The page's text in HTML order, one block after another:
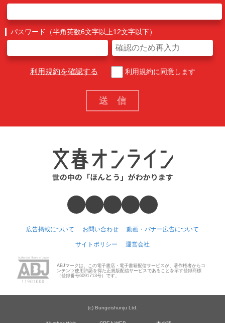
パスワード（半角英数6文字以上12文字以下）
利用規約を確認する 利用規約に同意します
広告掲載について お問い合わせ 動画・バナー広告について
サイトポリシー 運営会社
ABJマークは、この電子書店・電子書籍配信サービスが、著作権者からコ
ンテンツ使用許諾を得た正規版配信サービスであることを示す登録商標
（登録番号6091713号）です。
(c) Bungeishunju Ltd.